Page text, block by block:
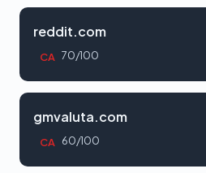
reddit.com
CA 70/100
gmvaluta.com
CA 60/100